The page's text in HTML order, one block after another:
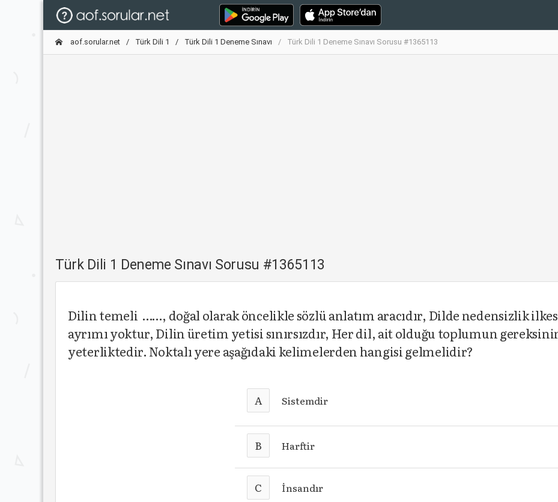
aof.sorular.net Türk Dili 1 Türk Dili 1 Deneme Sınavı Türk Dili 1 Deneme Sınavı Sorusu #1365113
Türk Dili 1 Deneme Sınavı Sorusu #1365113
Dilin temeli ……, doğal olarak öncelikle sözlü anlatım aracıdır, Dilde nedensizlik
ayrımı yoktur, Dilin üretim yetisi sınırsızdır, Her dil, ait olduğu toplumun
yeterliktedir. Noktalı yere aşağıdaki kelimelerden hangisi gelmelidir?
A Sistemdir
B Harftir
C İnsandır